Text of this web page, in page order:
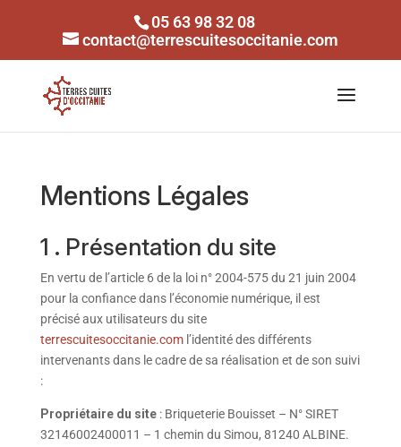
05 63 98 32 08
contact@terrescuitesoccitanie.com
Mentions Légales
1 . Présentation du site
En vertu de l’article 6 de la loi n° 2004-575 du 21 juin 2004
pour la confiance dans l’économie numérique, il est
précisé aux utilisateurs du site
terrescuitesoccitanie.coml’identité des différents
intervenants dans le cadre de sa réalisation et de son suivi
:
Propriétaire du site: Briqueterie Bouisset – N° SIRET
32146002400011 – 1 chemin du Simou, 81240 ALBINE.